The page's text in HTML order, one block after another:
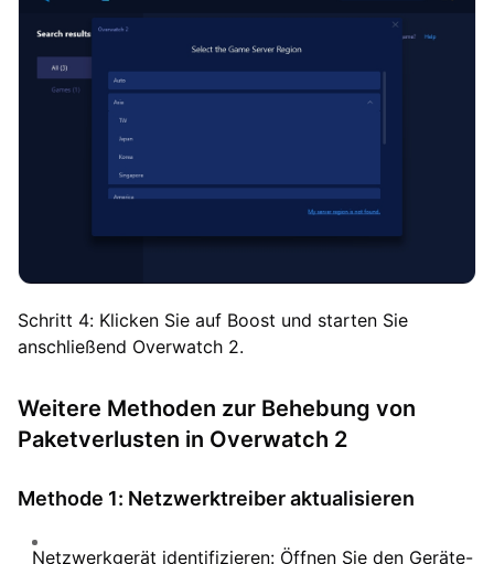
Schritt 4: Klicken Sie auf Boost und starten Sie
anschließend Overwatch 2.
Weitere Methoden zur Behebung von
Paketverlusten in Overwatch 2
Methode 1: Netzwerktreiber aktualisieren
Netzwerkgerät identifizieren: Öffnen Sie den Geräte-